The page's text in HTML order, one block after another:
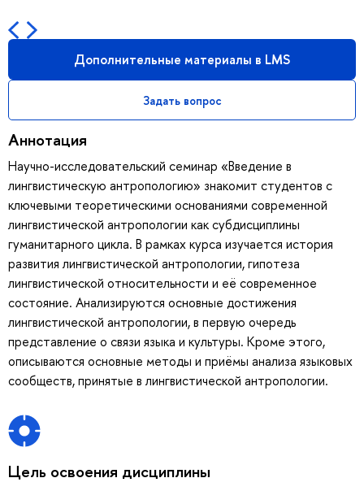
Дополнительные материалы в LMS
Задать вопрос
Аннотация
Научно-исследовательский семинар «Введение в
лингвистическую антропологию» знакомит студентов с
ключевыми теоретическими основаниями современной
лингвистической антропологии как субдисциплины
гуманитарного цикла. В рамках курса изучается история
развития лингвистической антропологии, гипотеза
лингвистической относительности и её современное
состояние. Анализируются основные достижения
лингвистической антропологии, в первую очередь
представление о связи языка и культуры. Кроме этого,
описываются основные методы и приёмы анализа языковых
сообществ, принятые в лингвистической антропологии.
Цель освоения дисциплины